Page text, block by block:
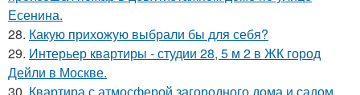
Есенина.
28. Какую прихожую выбрали бы для себя?
29. Интерьер квартиры - студии 28, 5 м 2 в ЖК город
Дейли в Москве.
30. Квартира с атмосферой загородного дома и садом …